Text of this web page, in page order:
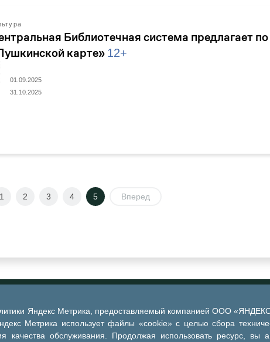
Яндекс Метрика, предоставляемый компанией ООО
Метрика использует файлы «cookie» с целью сбора
качества обслуживания. Продолжая использовать ресурс, вы
Библиотечная система предлагает по
карте» 12+
01.09.2025
31.10.2025
1 2 3 4 5 Вперед